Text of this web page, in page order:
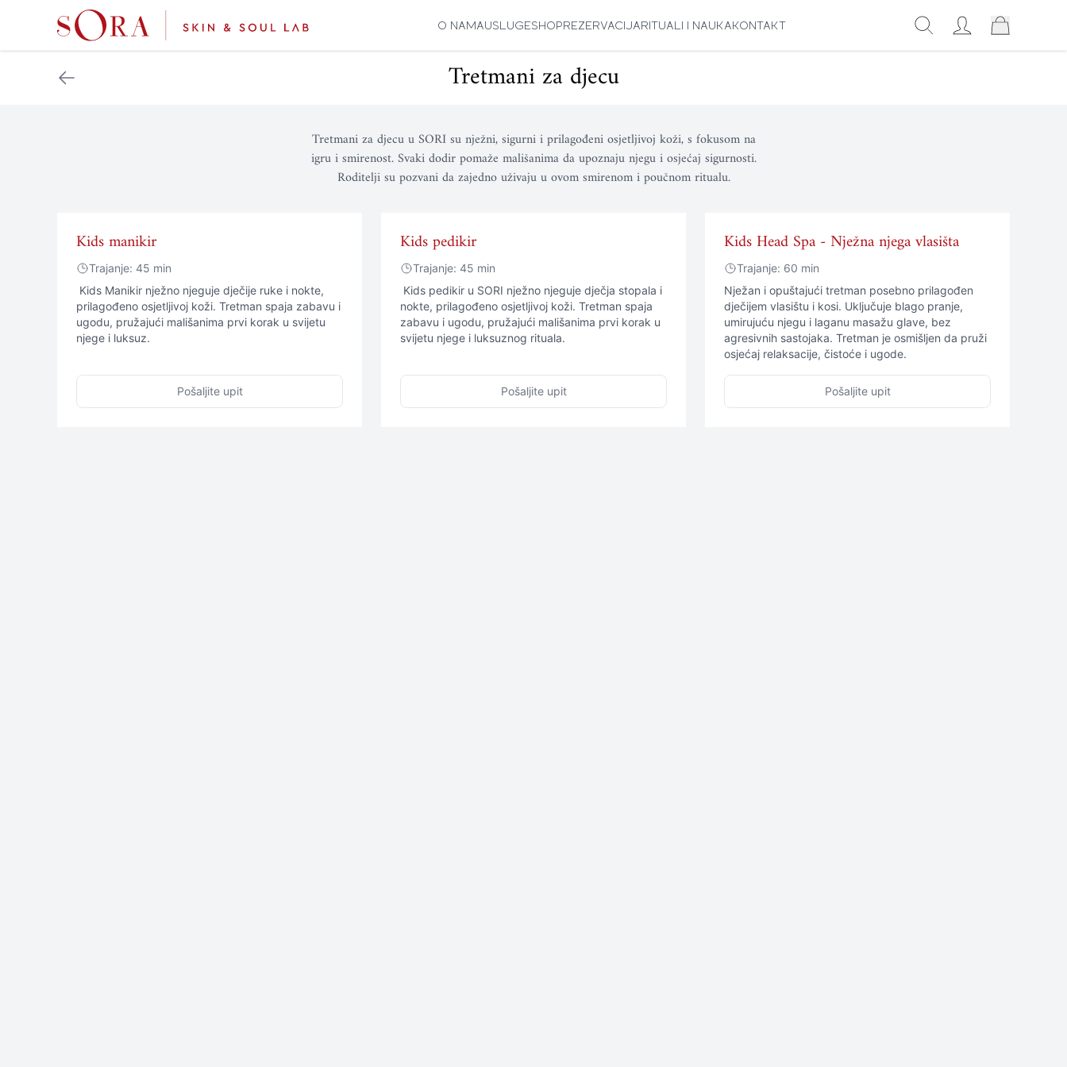
O NAMAUSLUGESHOPREZERVACIJARITUALI I NAUKAKONTAKT
Tretmani za djecu
Tretmani za djecu u SORI su nježni, sigurni i prilagođeni osjetljivoj koži, s fokusom na
igru i smirenost. Svaki dodir pomaže mališanima da upoznaju njegu i osjećaj sigurnosti.
Roditelji su pozvani da zajedno uživaju u ovom smirenom i poučnom ritualu.
Kids manikir
Trajanje: 45 min
Kids Manikir nježno njeguje dječije ruke i nokte,
prilagođeno osjetljivoj koži. Tretman spaja zabavu i
ugodu, pružajući mališanima prvi korak u svijetu
njege i luksuz.
Pošaljite upit
Kids pedikir
Trajanje: 45 min
Kids pedikir u SORI nježno njeguje dječja stopala i
nokte, prilagođeno osjetljivoj koži. Tretman spaja
zabavu i ugodu, pružajući mališanima prvi korak u
svijetu njege i luksuznog rituala.
Pošaljite upit
Kids Head Spa - Nježna njega vlasišta
Trajanje: 60 min
Nježan i opuštajući tretman posebno prilagođen
dječijem vlasištu i kosi. Uključuje blago pranje,
umirujuću njegu i laganu masažu glave, bez
agresivnih sastojaka. Tretman je osmišljen da pruži
osjećaj relaksacije, čistoće i ugode.
Pošaljite upit